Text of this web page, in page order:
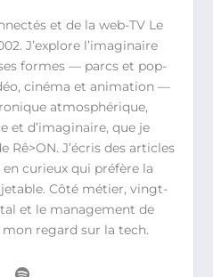
et de la web-TV Le
J’explore l’imaginaire
formes — parcs et pop-
cinéma et animation —
atmosphérique,
et d’imaginaire, que je
Rê>ON. J’écris des articles
curieux qui préfère la
Côté métier, vingt-
et le management de
regard sur la tech.